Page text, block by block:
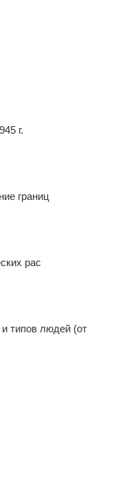
г.
границ
рас
типов людей (от